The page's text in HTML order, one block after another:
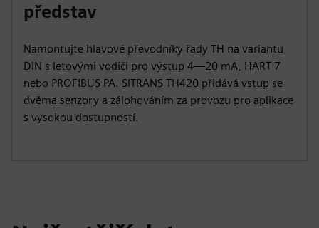
představ
Namontujte hlavové převodníky řady TH na variantu
DIN s letovými vodiči pro výstup 4—20 mA, HART 7
nebo PROFIBUS PA. SITRANS TH420 přidává vstup se
dvěma senzory a zálohováním za provozu pro aplikace
s vysokou dostupností.